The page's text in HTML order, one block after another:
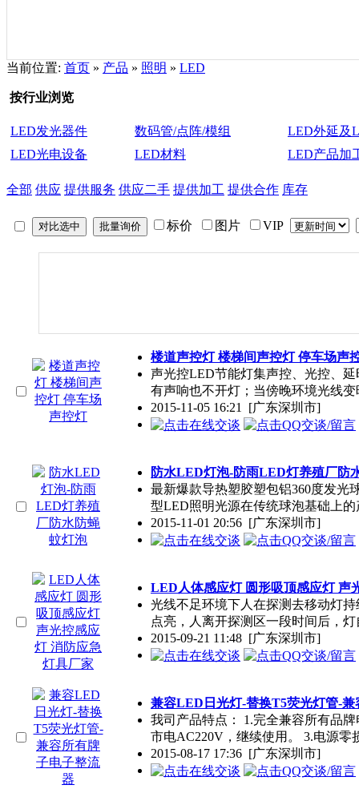
当前位置: 首页 » 产品 » 照明 » LED
按行业浏览
LED发光器件 数码管/点阵/模组
LED外延及
LED光电设备
LED材料 LED产品加
全部 供应 提供服务 供应二手 提供加工 提供合作 库存
标价 图片 VIP
楼道声控灯 楼梯间声控灯 停车场声
声光控LED节能灯集声控、光控、
有声响也不开灯；当傍晚环境光线变
2015-11-05 16:21
[广东深圳市]
防水LED灯泡-防雨LED灯养殖厂防
最新爆款导热塑胶塑包铝360度发光
型LED照明光源在传统球泡基础上的
2015-11-01 20:56 [广东深圳市]
LED人体感应灯 圆形吸顶感应灯 声
光线不足环境下人在探测去移动灯
点亮，人离开探测区一段时间后，灯
2015-09-21 11:48 [广东深圳市]
兼容LED日光灯-替换T5荧光灯管-
我司产品特点： 1.完全兼容所有品
市电AC220V，继续使用。 3.电源零
2015-08-17 17:36 [广东深圳市]